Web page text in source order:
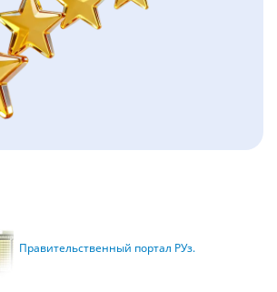
Правительственный портал РУз.